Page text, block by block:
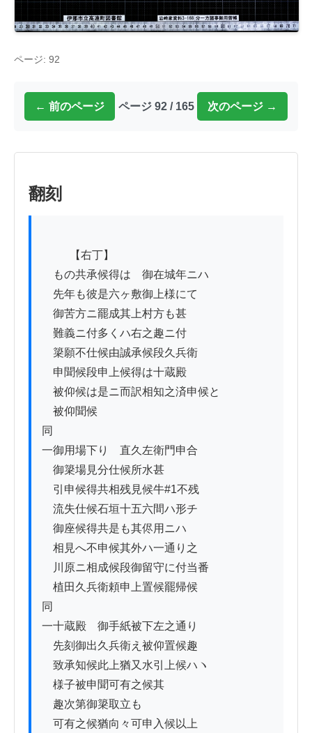
ページ: 92
← 前のページ ページ 92 / 165 次のページ →
翻刻
もの共承候得は　御在城年ニハ
先年も彼是六ヶ敷御上様にて
御苦方ニ罷成其上村方も甚
難義ニ付多くハ右之趣ニ付
簗願不仕候由誠承候段久兵衛
申聞候段申上候得は十蔵殿
被仰候は是ニ而訳相知之済申候と
被仰聞候
同
一御用場下りゟ直久左衛門申合
御簗場見分仕候所水甚
引申候得共相残見候牛#1不残
流失仕候石垣十五六間ハ形チ
御座候得共是も其侭用ニハ
相見へ不申候其外ハ一通り之
川原ニ相成候段御留守に付当番
植田久兵衛頼申上置候罷帰候
同
一十蔵殿ゟ御手紙被下左之通り
先刻御出久兵衛え被仰置候趣
致承知候此上猶又水引上候ハヽ
様子被申聞可有之候其
趣次第御簗取立も
可有之候猶向々可申入候以上